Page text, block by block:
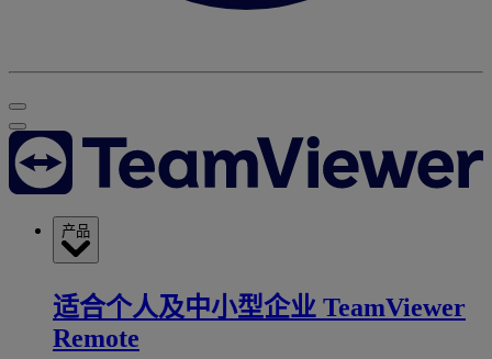
产品
适合个人及中小型企业 TeamViewer
Remote